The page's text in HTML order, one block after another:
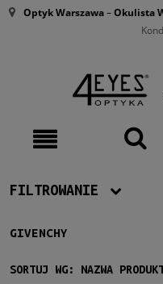
Optyk Warszawa–Okulista
FILTROWANIE
Producent
Givenchy (4)
GIVENCHY
SORTUJ WG: NAZWA